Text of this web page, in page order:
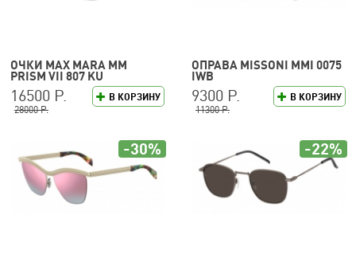
ОЧКИ MAX MARA MM
PRISM VII 807 KU
В КОРЗИНУ
16500 Р.
28000 Р.
ОПРАВА MISSONI MMI 0075
IWB
В КОРЗИНУ
9300 Р.
11300 Р.
-30% -22%